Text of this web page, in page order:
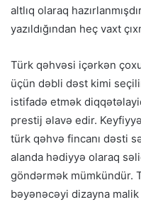
altlıq olaraq
yazıldığından heç vaxt
Türk qəhvəsi içərkən
üçün dəbli dəst kimi
istifadə etmək
prestij əlavə edir.
türk qəhvə fincanı dəsti
alanda hədiyyə olaraq
göndərmək mümkündür.
bəyənəcəyi dizayna